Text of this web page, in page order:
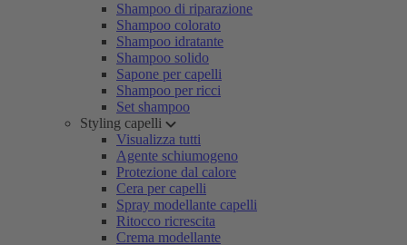
Shampoo di riparazione
Shampoo colorato
Shampoo idratante
Shampoo solido
Sapone per capelli
Shampoo per ricci
Set shampoo
Styling capelli
Visualizza tutti
Agente schiumogeno
Protezione dal calore
Cera per capelli
Spray modellante capelli
Ritocco ricrescita
Crema modellante